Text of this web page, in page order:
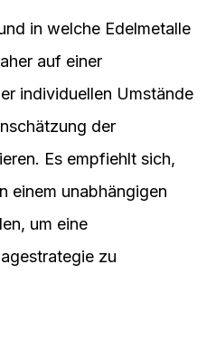
in welche Edelmetalle
auf einer
individuellen Umstände
der
Es empfiehlt sich,
einem unabhängigen
um eine
zu